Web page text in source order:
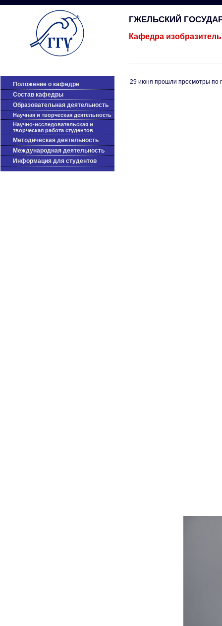
ГЖЕЛЬСКИЙ
Кафедра
Положение о кафедре
Cостав кафедры
Образовательная деятельность
Научная и творческая деятельность
Научно-исследовательская и
творческая работа студентов
Методическая деятельность
Международная деятельность
Информация для студентов
29 июня прошли просмотры по